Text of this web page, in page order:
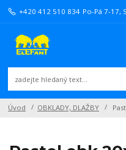
+420 412 510 834 Po-Pá 7-17,
Úvod OBKLADY, DLAŽBY